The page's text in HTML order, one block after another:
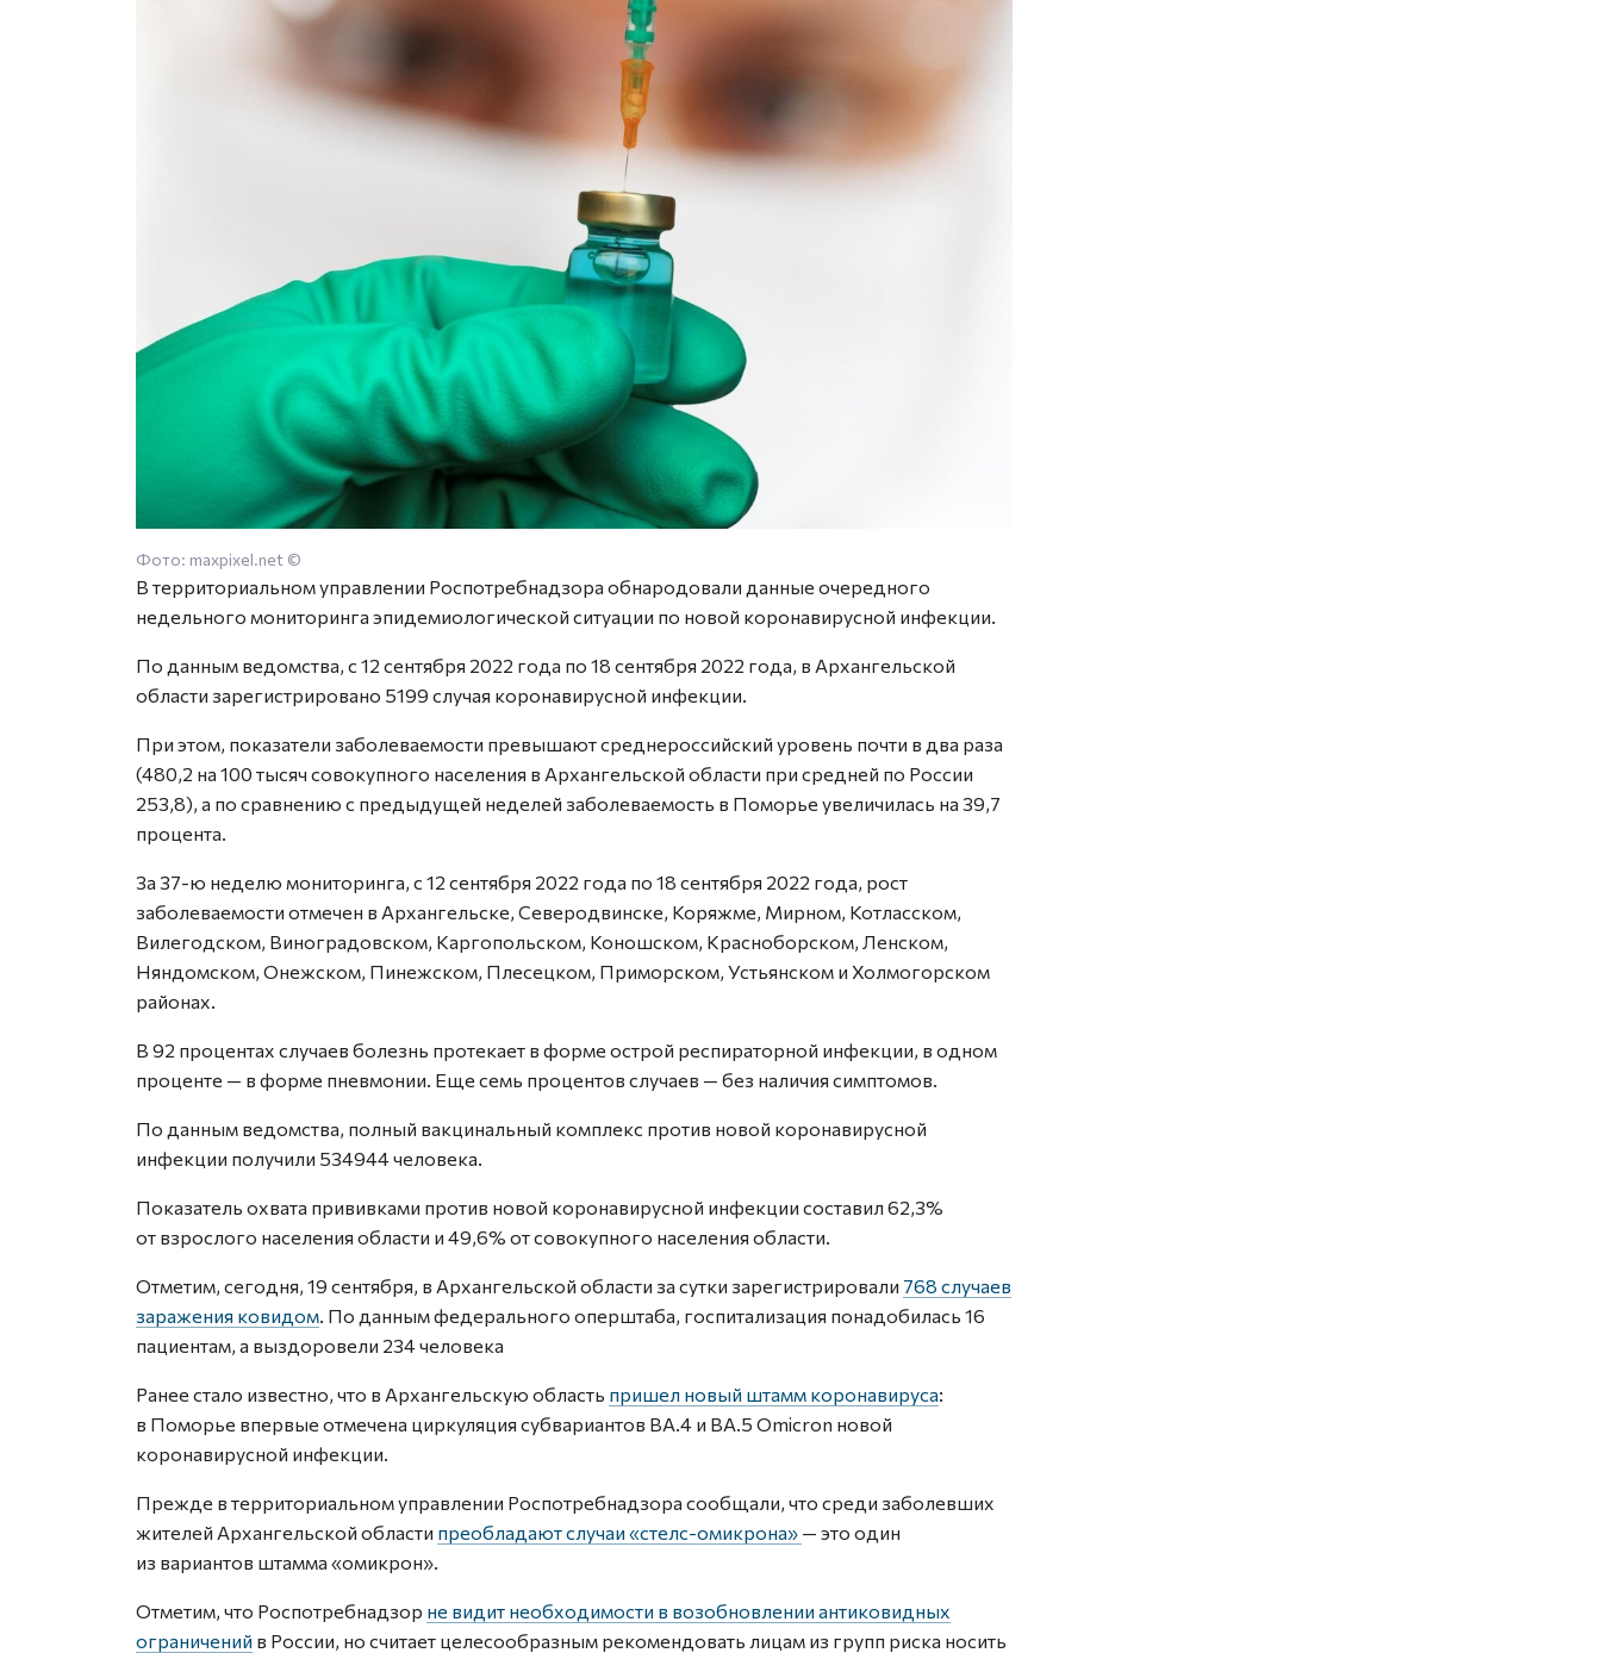
Фото: maxpixel.net ©
В территориальном управлении Роспотребнадзора обнародовали данные очередного
недельного мониторинга эпидемиологической ситуации по новой коронавирусной инфекции.
По данным ведомства, с 12 сентября 2022 года по 18 сентября 2022 года, в Архангельской
области зарегистрировано 5199 случая коронавирусной инфекции.
При этом, показатели заболеваемости превышают среднероссийский уровень почти в два раза
(480,2 на 100 тысяч совокупного населения в Архангельской области при средней по России
253,8), а по сравнению с предыдущей неделей заболеваемость в Поморье увеличилась на 39,7
процента.
За 37-ю неделю мониторинга, с 12 сентября 2022 года по 18 сентября 2022 года, рост
заболеваемости отмечен в Архангельске, Северодвинске, Коряжме, Мирном, Котласском,
Вилегодском, Виноградовском, Каргопольском, Коношском, Красноборском, Ленском,
Няндомском, Онежском, Пинежском, Плесецком, Приморском, Устьянском и Холмогорском
районах.
В 92 процентах случаев болезнь протекает в форме острой респираторной инфекции, в одном
проценте — в форме пневмонии. Еще семь процентов случаев — без наличия симптомов.
По данным ведомства, полный вакцинальный комплекс против новой коронавирусной
инфекции получили 534944 человека.
Показатель охвата прививками против новой коронавирусной инфекции составил 62,3%
от взрослого населения области и 49,6% от совокупного населения области.
Отметим, сегодня, 19 сентября, в Архангельской области за сутки зарегистрировали 768 случаев
заражения ковидом. По данным федерального оперштаба, госпитализация понадобилась 16
пациентам, а выздоровели 234 человека
Ранее стало известно, что в Архангельскую область пришел новый штамм коронавируса:
в Поморье впервые отмечена циркуляция субвариантов BА.4 и BA.5 Omicron новой
коронавирусной инфекции.
Прежде в территориальном управлении Роспотребнадзора сообщали, что среди заболевших
жителей Архангельской области преобладают случаи «стелс-омикрона» — это один
из вариантов штамма «омикрон».
Отметим, что Роспотребнадзор не видит необходимости в возобновлении антиковидных
ограничений в России, но считает целесообразным рекомендовать лицам из групп риска носить